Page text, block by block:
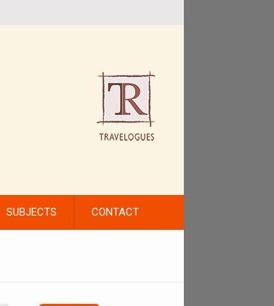
SUBJECTS CONTACT